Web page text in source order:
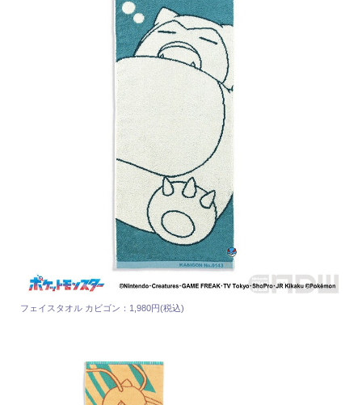
フェイスタオル カビゴン：1,980円(税込)